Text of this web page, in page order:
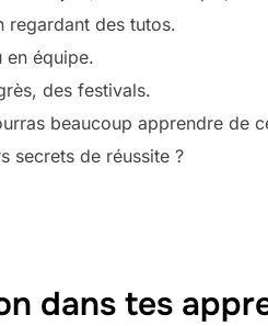
regardant des tutos.
en équipe.
des festivals.
beaucoup apprendre de
secrets de réussite ?
dans tes